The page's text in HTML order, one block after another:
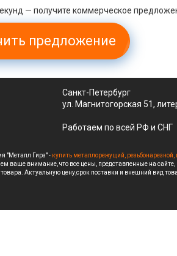
— получите коммерческое
предложение
Санкт-Петербург
ул. Магнитогорская 51,
Работаем по всей РФ и СНГ
"Металл Гирз" - купить металлорежущий,
ваше внимание, что все цены, представленные на
товара. Актуальную цену,срок поставки и внешний вид